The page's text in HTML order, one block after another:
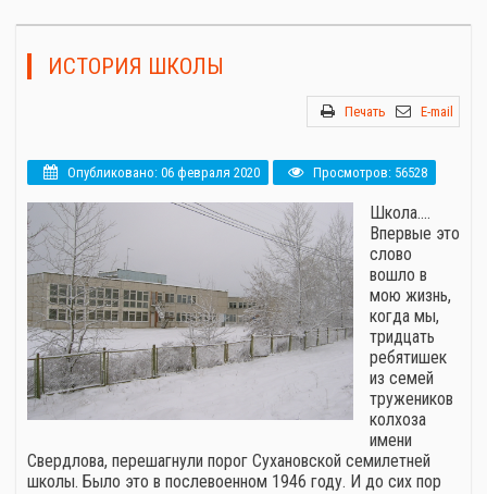
ИСТОРИЯ ШКОЛЫ
Печать E-mail
Опубликовано: 06 февраля 2020 Просмотров: 56528
Школа.…
Впервые это
слово
вошло в
мою жизнь,
когда мы,
тридцать
ребятишек
из семей
тружеников
колхоза
имени
Свердлова, перешагнули порог Сухановской семилетней
школы. Было это в послевоенном 1946 году. И до сих пор